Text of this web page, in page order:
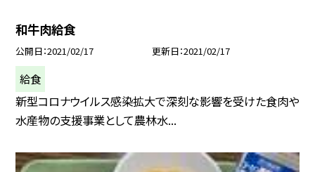
和牛肉給食
公開日 2021/02/17 更新日 2021/02/17
給食
新型コロナウイルス感染拡大で深刻な影響を受けた食肉や
水産物の支援事業として農林水...